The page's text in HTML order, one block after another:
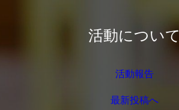
活動について
活動報告
最新投稿へ